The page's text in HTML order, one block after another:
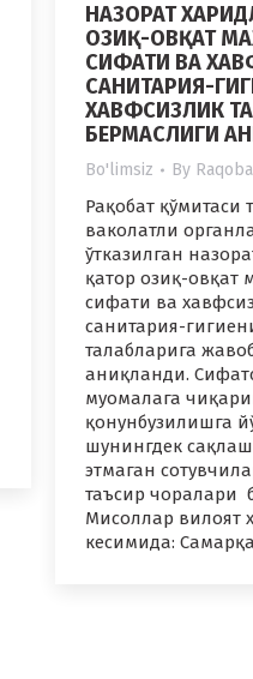
НАЗОРАТ
ОЗИҚ-ОВҚАТ
СИФАТИ ВА
САНИТАРИЯ-
ХАВФСИЗЛИК
БЕРМАСЛИГИ
Bo'limsiz By
Рақобат
ваколатли
ўтказилган
қатор озиқ-овқат
сифати ва
санитария-
талабларига
аниқланди.
муомалага
қонунбузилишга
шунингдек
этмаган
таъсир чоралари
Мисоллар вилоят
кесимида: